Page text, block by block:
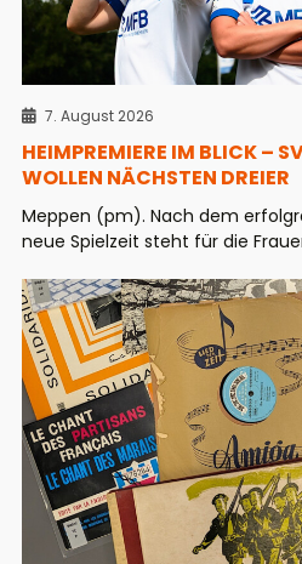
7. August 2026
HEIMPREMIERE IM BLICK –
WOLLEN NÄCHSTEN DREIER
Meppen (pm). Nach dem
neue Spielzeit steht für die